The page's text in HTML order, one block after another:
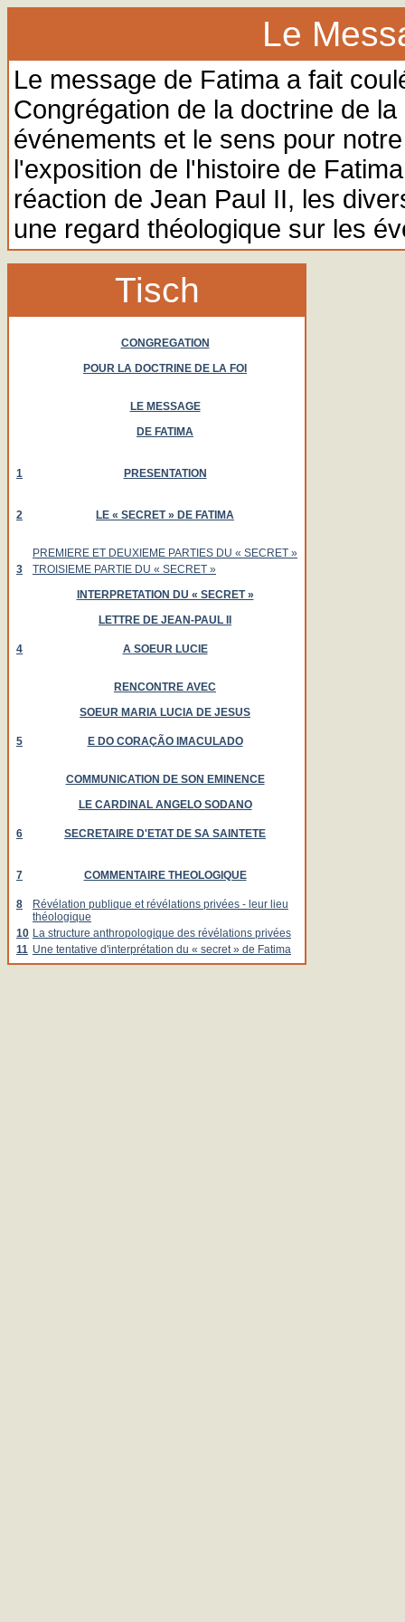
Le
Le message de Fatima a fait
Congrégation de la doctrine de
événements et le sens pour
l'exposition de l'histoire de
réaction de Jean Paul II, les
une regard théologique sur les
Tisch
CONGREGATION
POUR LA DOCTRINE DE LA FOI
LE MESSAGE
DE FATIMA
1 PRESENTATION
2 LE « SECRET » DE FATIMA
PREMIERE ET DEUXIEME PARTIES DU « SECRET »
3
TROISIEME PARTIE DU « SECRET »
INTERPRETATION DU « SECRET »
LETTRE DE JEAN-PAUL II
4 A SOEUR LUCIE
RENCONTRE AVEC
SOEUR MARIA LUCIA DE JESUS
5 E DO CORAÇÃO IMACULADO
COMMUNICATION DE SON EMINENCE
LE CARDINAL ANGELO SODANO
6 SECRETAIRE D'ETAT DE SA SAINTETE
7 COMMENTAIRE THEOLOGIQUE
8
Révélation publique et révélations privées - leur lieu
théologique
10 La structure anthropologique des révélations privées
11 Une tentative d'interprétation du « secret » de Fatima